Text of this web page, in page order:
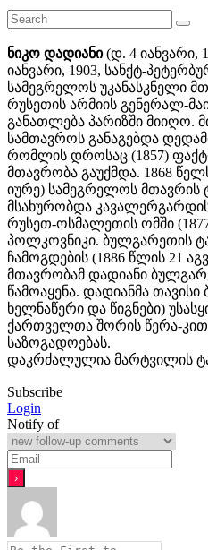
ნიკო დადიანი(დ. 4 იანვარი,
იანვარი, 1903, სანქტ-
სამეგრელოს უკანასკნელი
რუსეთის არმიის გენერალ-
განათლება პარიზში მიიღო.
სამთავროს განაგებდა
რომლის დროსაც (1857)
მთავრობა გაუქმდა. 1868
იურე) სამეგრელოს მთავრის
მსახურობდა
რუსეთ-ოსმალეთის ომში
პოლკოვნიკი. ბულგარეთის
ჩამოგდების (1886 წლის 21
მთავრობამ დადიანი
წამოაყენა. დადიანმა
ხელნაწერი და წიგნები)
ქართველთა შორის წერა-
საზოგადოებას.
დაკრძალულია მარტვილის
Subscribe
Login
Notify of